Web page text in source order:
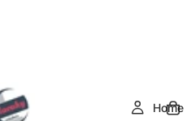
Home